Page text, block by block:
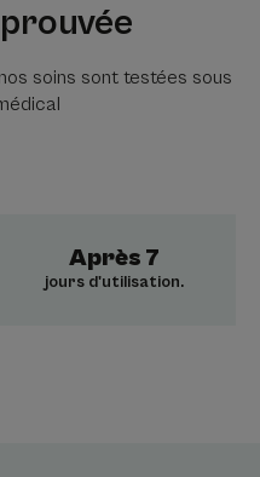
soins sont testées sous
Après 7
jours d'utilisation.